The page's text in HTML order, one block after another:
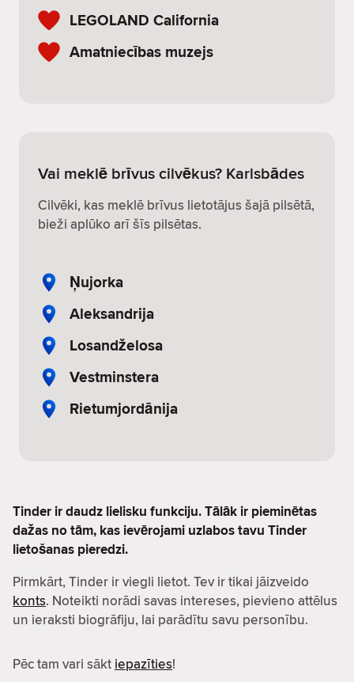
LEGOLAND California
Amatniecības muzejs
Vai meklē brīvus cilvēkus? Karlsbādes
Cilvēki, kas meklē brīvus lietotājus šajā pilsētā,
bieži aplūko arī šīs pilsētas.
Ņujorka
Aleksandrija
Losandželosa
Vestminstera
Rietumjordānija
Tinder ir daudz lielisku funkciju. Tālāk ir pieminētas
dažas no tām, kas ievērojami uzlabos tavu Tinder
lietošanas pieredzi.
Pirmkārt, Tinder ir viegli lietot. Tev ir tikai jāizveido
konts. Noteikti norādi savas intereses, pievieno attēlus
un ieraksti biogrāfiju, lai parādītu savu personību.
Pēc tam vari sākt iepazīties!